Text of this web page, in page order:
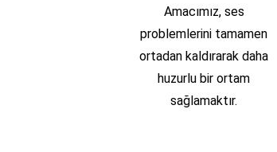
Amacımız, ses
problemlerini tamamen
ortadan kaldırarak daha
huzurlu bir ortam
sağlamaktır.